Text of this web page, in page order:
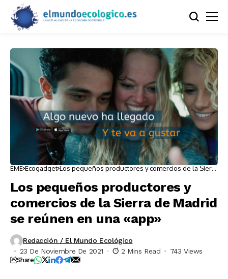
EME Ecogadget Los pequeños productores y comercios de la Sierra
Los pequeños productores y
comercios de la Sierra de Madrid
se reúnen en una «app»
Redacción / El Mundo Ecológico
23 De Noviembre De 2021
2 Mins Read 743 Views
Share